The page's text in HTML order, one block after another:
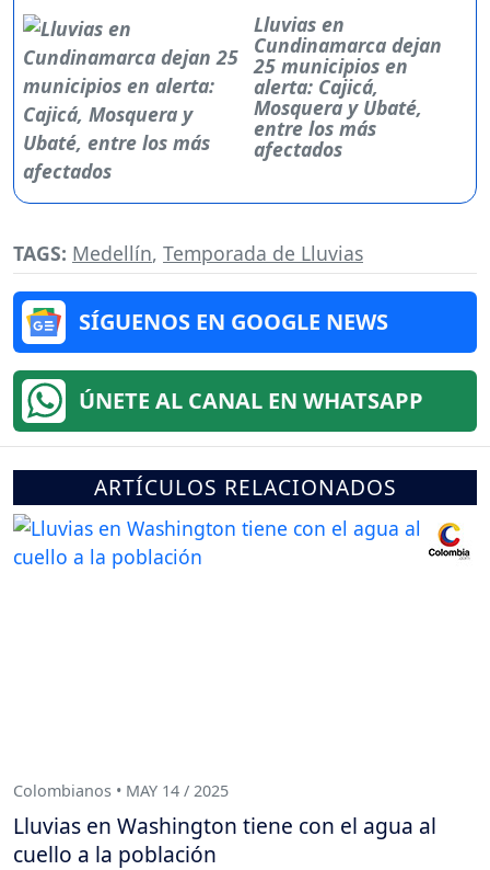
Lluvias en
Cundinamarca dejan
25 municipios en
alerta: Cajicá,
Mosquera y Ubaté,
entre los más
afectados
TAGS: Medellín, Temporada de Lluvias
SÍGUENOS EN GOOGLE NEWS
ÚNETE AL CANAL EN WHATSAPP
ARTÍCULOS RELACIONADOS
Colombianos • MAY 14 / 2025
Lluvias en Washington tiene con el agua al
cuello a la población